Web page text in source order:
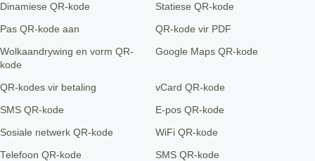
Dinamiese QR-kode Statiese QR-kode
Pas QR-kode aan QR-kode vir PDF
Wolkaandrywing en vorm QR-
kode
Google Maps QR-kode
QR-kodes vir betaling vCard QR-kode
SMS QR-kode E-pos QR-kode
Sosiale netwerk QR-kode WiFi QR-kode
Telefoon QR-kode SMS QR-kode